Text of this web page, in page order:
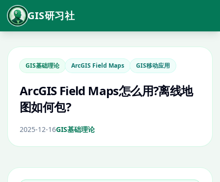
GIS研习社
GIS基础理论 ArcGIS Field Maps GIS移动应用
ArcGIS Field Maps怎么用?离线地
图如何包?
2025-12-16GIS基础理论